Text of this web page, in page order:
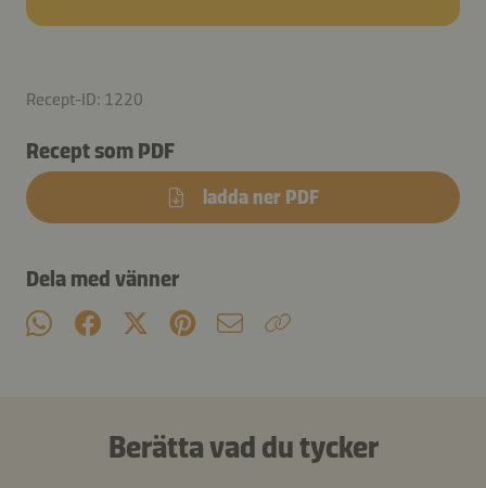
Recept-ID: 1220
Recept som PDF
ladda ner PDF
Dela med vänner
Berätta vad du tycker